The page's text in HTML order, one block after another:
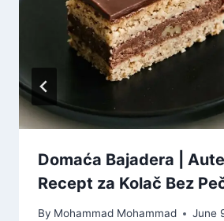
Domaća Bajadera |
Recept za Kolač Bez
By Mohammad Mohammad June